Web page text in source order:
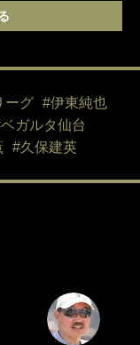
ーグ
#伊東純也
ガルタ仙台
#久保建英